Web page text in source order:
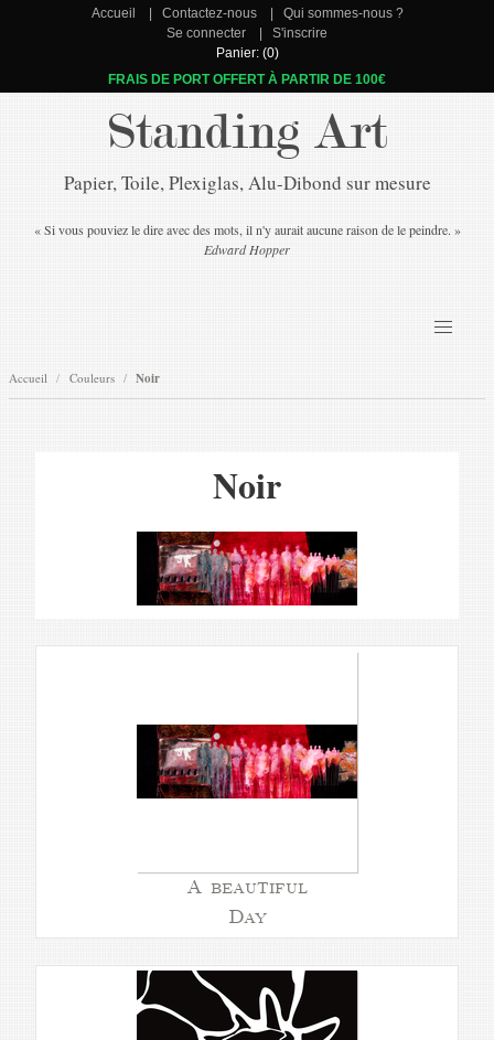
Accueil Contactez-nous
Qui sommes-nous ?
Se connecter
S'inscrire
Panier: (0)
FRAIS DE PORT OFFERT À PARTIR DE 100€
Standing Art
Papier, Toile, Plexiglas, Alu-Dibond sur mesure
« Si vous pouviez le dire avec des mots, il n'y aurait aucune raison de le peindre. »
Edward Hopper
Accueil Couleurs Noir
Noir
A beautiful
Day